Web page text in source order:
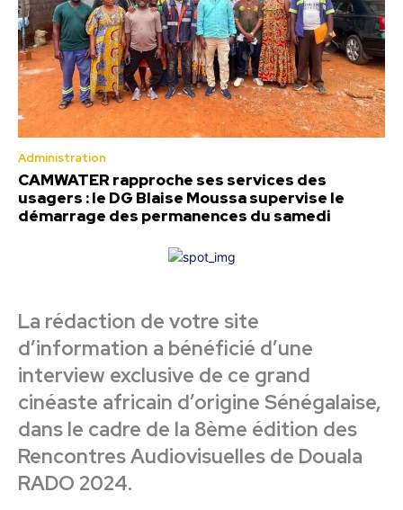
Administration
CAMWATER rapproche ses services des
usagers : le DG Blaise Moussa supervise le
démarrage des permanences du samedi
La rédaction de votre site
d’information a bénéficié d’une
interview exclusive de ce grand
cinéaste africain d’origine Sénégalaise,
dans le cadre de la 8ème édition des
Rencontres Audiovisuelles de Douala
RADO 2024.